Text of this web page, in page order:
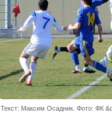
Текст: Максим Осадник. Фото: ФК